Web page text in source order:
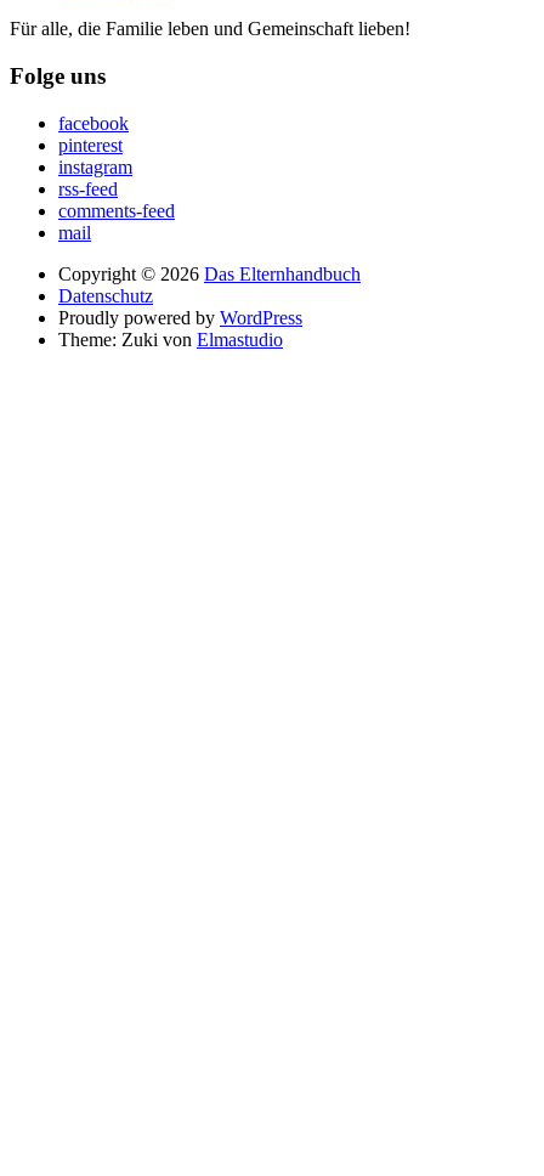
Für alle, die Familie leben und Gemeinschaft lieben!
Folge uns
facebook
pinterest
instagram
rss-feed
comments-feed
mail
Copyright © 2026 Das Elternhandbuch
Datenschutz
Proudly powered by WordPress
Theme: Zuki von Elmastudio